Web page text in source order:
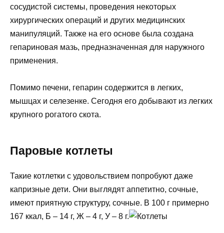
сосудистой системы, проведения некоторых
хирургических операций и других медицинских
манипуляций. Также на его основе была создана
гепариновая мазь, предназначенная для наружного
применения.
Помимо печени, гепарин содержится в легких,
мышцах и селезенке. Сегодня его добывают из легких
крупного рогатого скота.
Паровые котлеты
Такие котлетки с удовольствием попробуют даже
капризные дети. Они выглядят аппетитно, сочные,
имеют приятную структуру, сочные. В 100 г примерно
167 ккал, Б – 14 г, Ж – 4 г, У – 8 г.